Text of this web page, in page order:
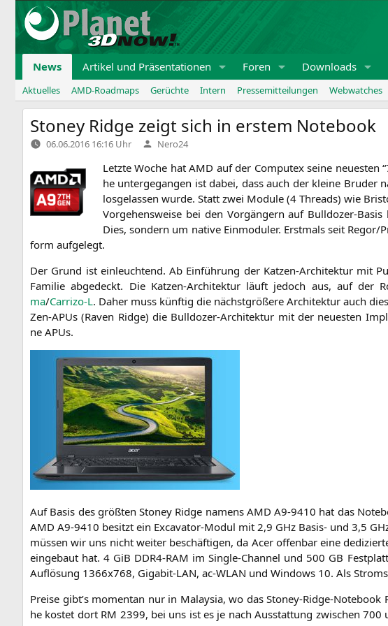
Zum
Inhalt
springen
News Artikel und Präsentationen Foren Downloads
Aktuelles AMD-Roadmaps Gerüchte Intern Pressemitteilungen Webwatches
Stoney Ridge zeigt sich in erstem Notebook
06.06.2016 16:16 Uhr Verfasst
von
Nero24
Letz­te Woche hatAMD auf der Com­putex sei­ne neu­es­ten
he unter­ge­gan­gen ist dabei, dass auch der klei­ne Bru­der
los­ge­las­sen wur­de. Statt zwei Modu­le (4 Threads) wie
Vor­ge­hens­wei­se bei den Vor­gän­gern auf Bull­do­zer-
Dies, son­dern um nati­ve Ein­mo­du­ler. Erst­mals seit Regor/
form aufgelegt.
Der Grund ist ein­leuch­tend. Ab Ein­füh­rung der Kat­zen-Archi­tek­tur mit
Fami­lie abge­deckt. Die Kat­zen-Archi­tek­tur läuft jedoch aus, auf
ma/Carrizo‑L. Daher muss künf­tig die nächst­grö­ße­re Archi­tek­tur auch
Zen-APUs (Raven Ridge) die Bull­do­zer-Archi­tek­tur mit der neu­es­ten
ne APUs.
Auf Basis des größ­ten Stoney Ridge namens AMD A9-9410 hat das
AMD A9-9410 besitzt ein Excava­tor-Modul mit 2,9 GHz Basis- und 3,5
müs­sen wir uns nicht wei­ter beschäf­ti­gen, da Acer offen­bar eine
ein­ge­baut hat. 4 GiB DDR4-RAM im Sin­gle-Chan­nel und 500 GB
Auf­lö­sung 1366x768, Giga­bit-LAN, ac-WLAN und Win­dows 10. Als
Prei­se gibt’s momen­tan nur in Malay­sia, wo das Stoney-Ridge-Note­book
he kos­tet dort RM 2399, bei uns ist es je nach Aus­stat­tung zwi­schen 700